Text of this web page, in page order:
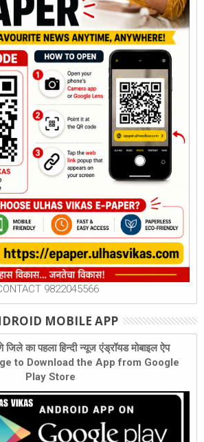
9822045566
MOBILE APP
जिले का पहला हिन्दी न्यूज एंड्रॉयड मोबाइल ऐप
to Download the App from Google
Play Store